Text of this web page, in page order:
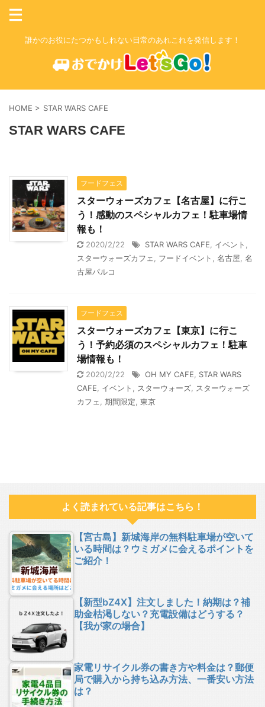
誰かのお役にたつかもしれない日常のあれこれを発信します！
HOME > STAR WARS CAFE
STAR WARS CAFE
フードフェス
スターウォーズカフェ【名古屋】に行こ
う！感動のスペシャルカフェ！駐車場情
報も！
2020/2/22 STAR WARS CAFE イベント
スターウォーズカフェ
フードイベント 名古屋 名
古屋パルコ
フードフェス
スターウォーズカフェ【東京】に行こ
う！予約必須のスペシャルカフェ！駐車
場情報も！
2020/2/22 OH MY CAFE
STAR WARS
CAFE
イベント スターウォーズ
スターウォーズ
カフェ
期間限定 東京
よく読まれている記事はこちら！
【宮古島】新城海岸の無料駐車場が空いて
いる時間は？ウミガメに会えるポイントを
ご紹介！
【新型bZ4X】注文しました！納期は？補
助金枯渇しない？充電設備はどうする？
【我が家の場合】
家電リサイクル券の書き方や料金は？郵便
局で購入から持ち込み方法、一番安い方法
は？